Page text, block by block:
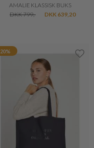
AMALIE KLASSISK BUKS
DKK 799,-
DKK 639,20
20%